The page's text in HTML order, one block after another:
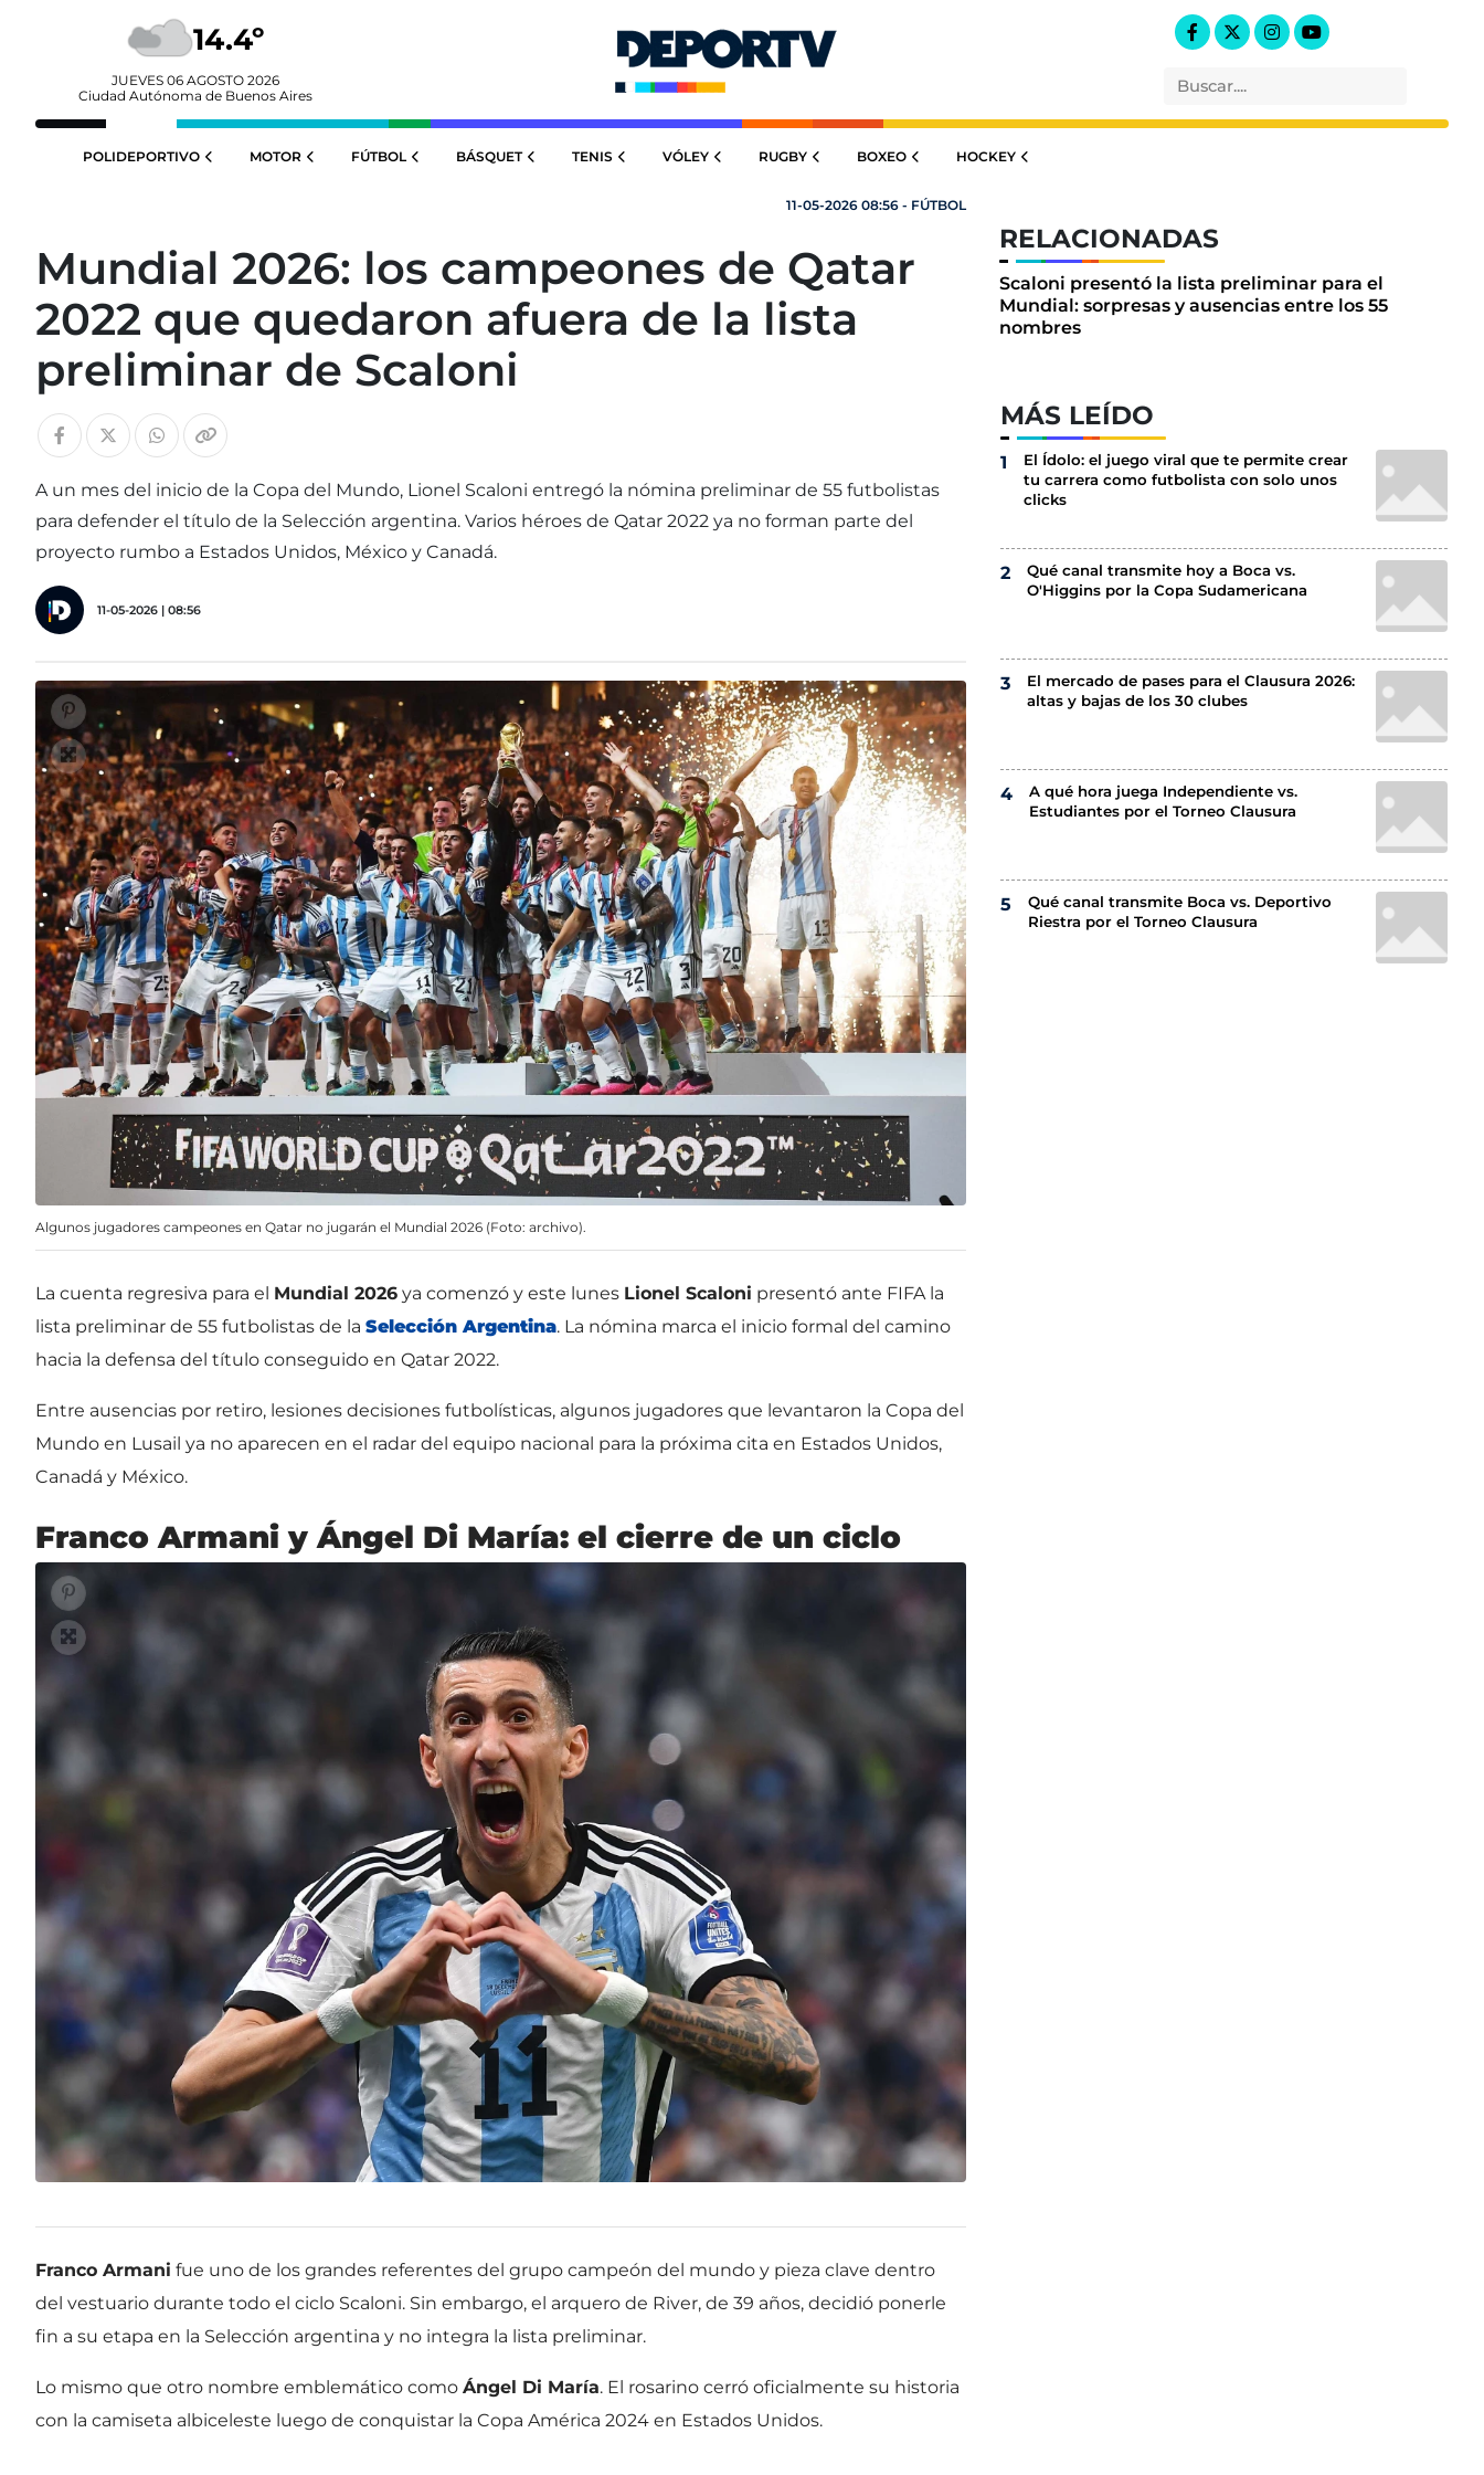
14.4º
JUEVES 06 AGOSTO 2026
Ciudad Autónoma de Buenos Aires
POLIDEPORTIVO MOTOR FÚTBOL BÁSQUET TENIS VÓLEY RUGBY BOXEO HOCKEY
11-05-2026 08:56 - FÚTBOL
Mundial 2026: los campeones de Qatar
2022 que quedaron afuera de la lista
preliminar de Scaloni
A un mes del inicio de la Copa del Mundo, Lionel Scaloni entregó la nómina preliminar de 55 futbolistas
para defender el título de la Selección argentina. Varios héroes de Qatar 2022 ya no forman parte del
proyecto rumbo a Estados Unidos, México y Canadá.
11-05-2026 | 08:56
Algunos jugadores campeones en Qatar no jugarán el Mundial 2026 (Foto: archivo).
La cuenta regresiva para el Mundial 2026 ya comenzó y este lunes Lionel Scaloni presentó ante FIFA la
lista preliminar de 55 futbolistas de la Selección Argentina. La nómina marca el inicio formal del camino
hacia la defensa del título conseguido en Qatar 2022.
Entre ausencias por retiro, lesiones decisiones futbolísticas, algunos jugadores que levantaron la Copa del
Mundo en Lusail ya no aparecen en el radar del equipo nacional para la próxima cita en Estados Unidos,
Canadá y México.
Franco Armani y Ángel Di María: el cierre de un ciclo
Franco Armani fue uno de los grandes referentes del grupo campeón del mundo y pieza clave dentro
del vestuario durante todo el ciclo Scaloni. Sin embargo, el arquero de River, de 39 años, decidió ponerle
fin a su etapa en la Selección argentina y no integra la lista preliminar.
Lo mismo que otro nombre emblemático como Ángel Di María. El rosarino cerró oficialmente su historia
con la camiseta albiceleste luego de conquistar la Copa América 2024 en Estados Unidos.
RELACIONADAS
Scaloni presentó la lista preliminar para el
Mundial: sorpresas y ausencias entre los 55
nombres
MÁS LEÍDO
El Ídolo: el juego viral que te permite crear
tu carrera como futbolista con solo unos
clicks
Qué canal transmite hoy a Boca vs.
O'Higgins por la Copa Sudamericana
El mercado de pases para el Clausura 2026:
altas y bajas de los 30 clubes
A qué hora juega Independiente vs.
Estudiantes por el Torneo Clausura
Qué canal transmite Boca vs. Deportivo
Riestra por el Torneo Clausura